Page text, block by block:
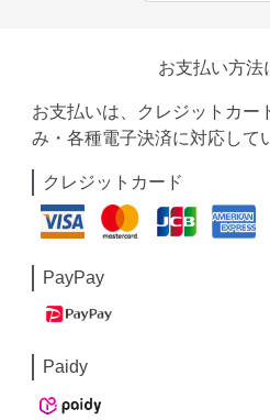
お支払い方法
お支払いは、クレジットカー
み・各種電子決済に対応して
クレジットカード
PayPay
Paidy